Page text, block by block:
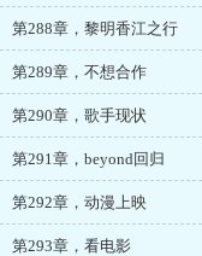
第288章，黎明香江之行
第289章，不想合作
第290章，歌手现状
第291章，beyond回归
第292章，动漫上映
第293章，看电影